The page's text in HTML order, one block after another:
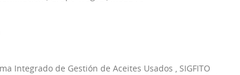
Integrado de Gestión de Aceites Usados
SIGFITO